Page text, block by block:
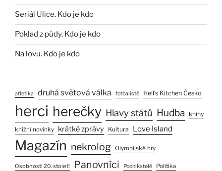
Seriál Ulice. Kdo je kdo
Poklad z půdy. Kdo je kdo
Na lovu. Kdo je kdo
atletika druhá světová válka fotbalisté Hell’s Kitchen Česko
herci herečky Hlavy států Hudba knihy
knižní novinky krátké zprávy Kultura Love Island
Magazín nekrolog Olympijské hry
Osobnosti 20. století Panovníci Podnikatelé Politika